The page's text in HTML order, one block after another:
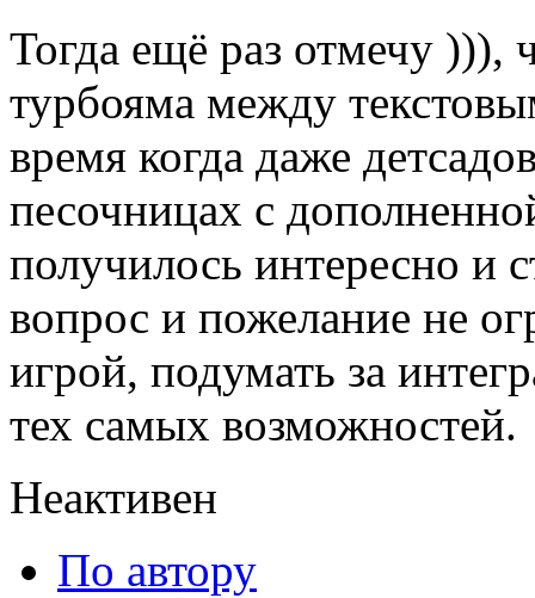
Тогда ещё раз отмечу ))),
турбояма между
время когда даже
песочницах с
получилось интересно и
вопрос и пожелание не
игрой, подумать за
тех самых возможностей.
Неактивен
По автору